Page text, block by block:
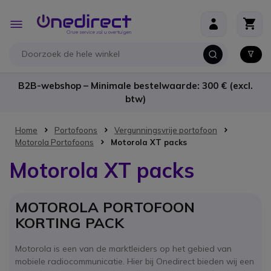
Toggle
Nav
B2B-webshop – Minimale bestelwaarde: 300 € (excl.
btw)
Home Portofoons
Vergunningsvrije portofoon
Motorola Portofoons
Motorola XT packs
Motorola XT packs
MOTOROLA PORTOFOON
KORTING PACK
Motorola is een van de marktleiders op het gebied van
mobiele radiocommunicatie. Hier bij Onedirect bieden wij een